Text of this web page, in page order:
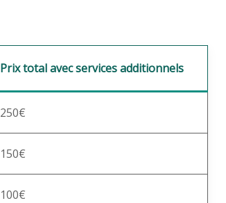
Prix total avec services additionnels
250€
150€
100€